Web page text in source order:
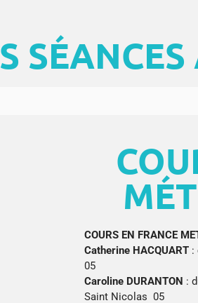
SÉANCES
COURS EN FRANCE
Catherine HACQUART :
05
Caroline DURANTON :
Saint Nicolas 05